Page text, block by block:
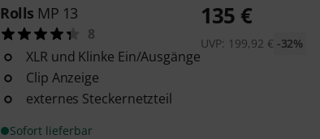
Rolls MP 13
8
XLR und Klinke Ein/Ausgänge
Clip Anzeige
externes Steckernetzteil
Sofort lieferbar
135 €
UVP: 199,92 € -32%